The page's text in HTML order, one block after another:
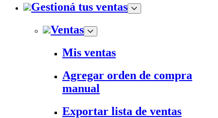
Gestioná tus ventas
Ventas
Mis ventas
Agregar orden de compra
manual
Exportar lista de ventas